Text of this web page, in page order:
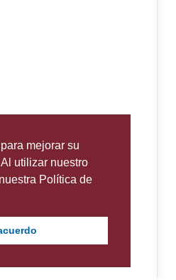
mejorar su
utilizar nuestro
Política de